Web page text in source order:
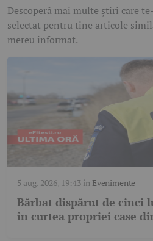
Descoperă mai multe știri care
selectat pentru tine articole
mereu informat.
5 aug. 2026, 19:43în Evenimente
Bărbat dispărut de cinci
în curtea propriei case